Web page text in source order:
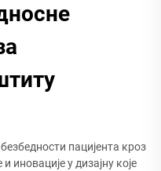
пацијента кроз
иновације у дизајну које